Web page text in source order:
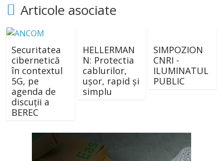
Articole asociate
Securitatea
cibernetică
în contextul
5G, pe
agenda de
discuții a
BEREC
HELLERMAN
N: Protectia
cablurilor,
ușor, rapid și
simplu
SIMPOZION
CNRI -
ILUMINATUL
PUBLIC